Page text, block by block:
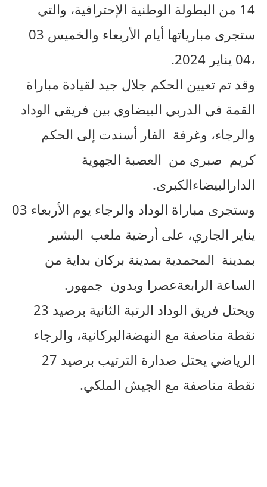
14 من البطولة الوطنية الإحترافية، والتي
ستجرى مبارياتها أيام الأربعاء والخميس 03
،04 يناير 2024.
وقد تم تعيين الحكم جلال جيد لقيادة مباراة
القمة في الدربي البيضاوي بين فريقي الوداد
والرجاء، وغرفة الفار أسندت إلى الحكم
كريم صبري من العصبة الجهوية
الدارالبيضاءالكبرى.
وستجرى مباراة الوداد والرجاء يوم الأربعاء 03
يناير الجاري، على أرضية ملعب البشير
بمدينة المحمدية بمدينة بركان بداية من
الساعة الرابعةعصرا وبدون جمهور.
ويحتل فريق الوداد الرتبة الثانية برصيد 23
نقطة مناصفة مع النهضةالبركانية، والرجاء
الرياضي يحتل صدارة الترتيب برصيد 27
نقطة مناصفة مع الجيش الملكي.